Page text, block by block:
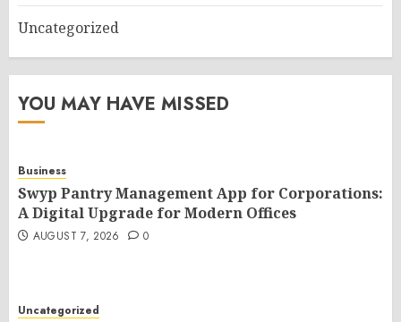
Uncategorized
YOU MAY HAVE MISSED
Business
Swyp Pantry Management App for Corporations:
A Digital Upgrade for Modern Offices
AUGUST 7, 2026 0
Uncategorized